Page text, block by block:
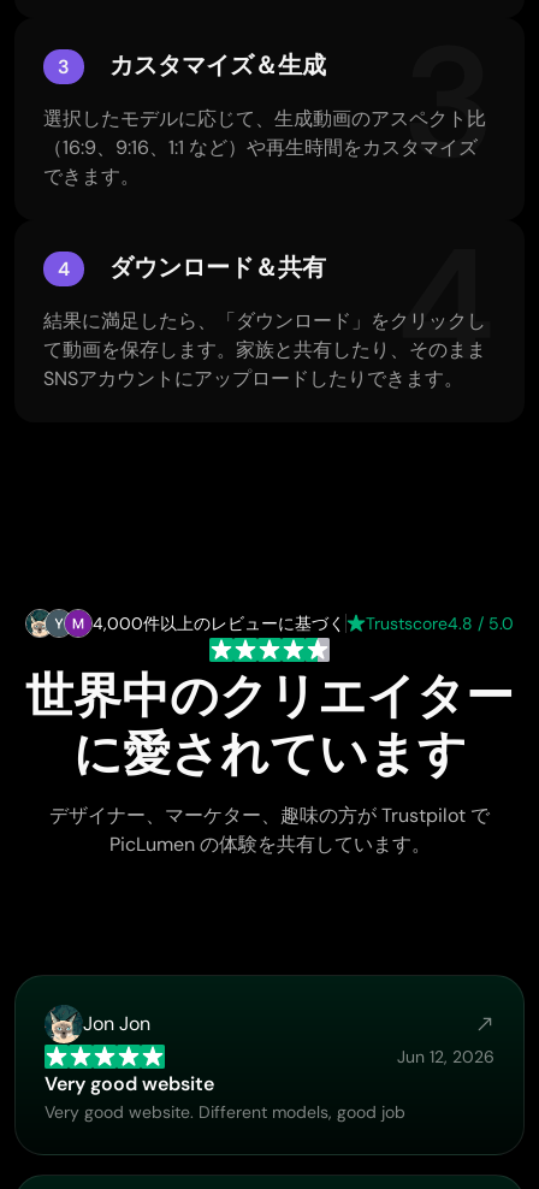
3 カスタマイズ＆生成 3
選択したモデルに応じて、生成動画のアスペクト比
（16:9、9:16、1:1 など）や再生時間をカスタマイズ
できます。
4 ダウンロード＆共有 4
結果に満足したら、「ダウンロード」をクリックし
て動画を保存します。家族と共有したり、そのまま
SNSアカウントにアップロードしたりできます。
4,000件以上のレビューに基づく Trustscore4.8 / 5.0
世界中のクリエイター
に愛されています
デザイナー、マーケター、趣味の方が Trustpilot で
PicLumen の体験を共有しています。
Jon Jon
Jun 12, 2026
Very good website
Very good website. Different models, good job